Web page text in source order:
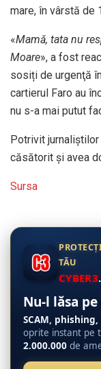
mare, în vârstă de
«Mamă, tata nu
Moare», a fost
sosiți de urgenţă
cartierul Faro au
nu s-a mai putut
Potrivit jurnaliştilor
căsătorit şi avea
Sursa
TĂU
CYBER3
Nu-l lăsa
SCAM,
oprite instant pe
2.000.000 de